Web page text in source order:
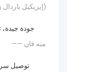
—— (إيزيكيل باردال زورتشميتن)
جودة
—— منه فان
توصيل